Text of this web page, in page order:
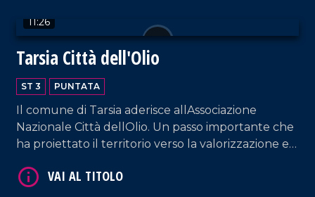
11:26
Tarsia Città dell'Olio
ST 3 PUNTATA
Il comune di Tarsia aderisce allAssociazione
Nazionale Città dellOlio. Un passo importante che
ha proiettato il territorio verso la valorizzazione e